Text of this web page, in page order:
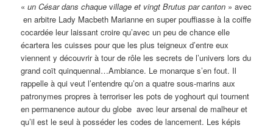
«un César dans chaquevillage et vingt Brutus par canton » avec
en arbitre Lady Macbeth Marianne en super pouffiasse à la coiffe
cocardée leur laissant croire qu’avec un peu de chance elle
écartera les cuisses pour que les plus teigneux d’entre eux
viennent y découvrir à tour de rôle les secrets de l’univers lors du
grand coït quinquennal…Ambiance. Le monarque s’en fout. Il
rappelle à qui veut l’entendre qu’on a quatre sous-marins aux
patronymes propres à terroriser les pots de yoghourt qui tournent
en permanence autour du globe avec leur arsenal de malheur et
qu’il est le seul à posséder les codes de lancement. Les képis